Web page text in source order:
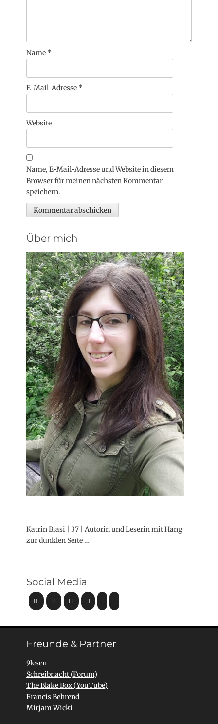
Name *
E-Mail-Adresse *
Website
Name, E-Mail-Adresse und Website in diesem
Browser für meinen nächsten Kommentar
speichern.
Über mich
Katrin Biasi | 37 | Autorin und Leserin mit Hang
zur dunklen Seite …
Social Media
Freunde & Partner
9lesen
Schreibnacht (Forum)
The Blake Box (YouTube)
Francis Behrend
Mirjam Wicki